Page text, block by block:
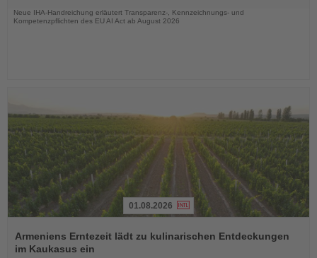
Neue IHA-Handreichung erläutert Transparenz-, Kennzeichnungs- und
Kompetenzpflichten des EU AI Act ab August 2026
Sie
die
01.08.2026
Armeniens Erntezeit lädt zu kulinarischen Entdeckungen
im Kaukasus ein